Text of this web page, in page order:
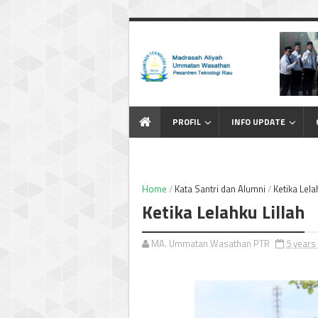
PROFIL INFO UPDATE
Home / Kata Santri dan Alumni / Ketika
Ketika Lelahku Lillah
MA. Ummatan Wasathan PTR 5
Resmi MA.